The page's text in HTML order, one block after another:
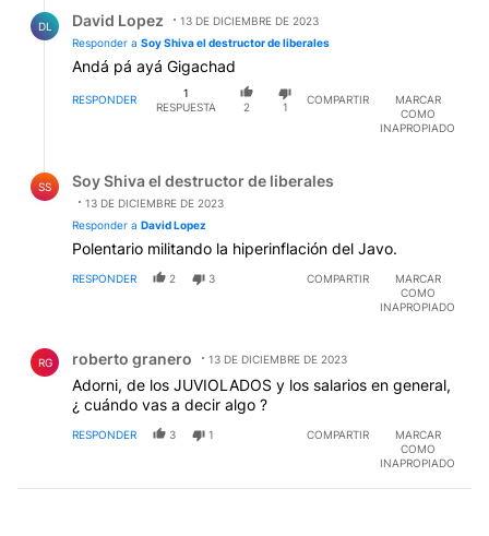
DL David Lopez
13 DE DICIEMBRE DE 2023
Responder a Soy Shiva el destructor de liberales
Andá pá ayá Gigachad
RESPONDER
1
RESPUESTA
2 1
COMPARTIR
MARCAR
COMO
INAPROPIADO
SS Soy Shiva el destructor de liberales
13 DE DICIEMBRE DE 2023
Responder a David Lopez
Polentario militando la hiperinflación del Javo.
RESPONDER 2 3 COMPARTIR
MARCAR
COMO
INAPROPIADO
RG roberto granero 13 DE DICIEMBRE DE 2023
Adorni, de los JUVIOLADOS y los salarios en general,
¿ cuándo vas a decir algo ?
RESPONDER 3 1 COMPARTIR
MARCAR
COMO
INAPROPIADO